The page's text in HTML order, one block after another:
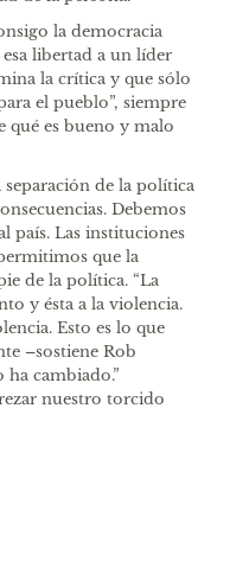
la democracia
libertad a un líder
la crítica y que sólo
el pueblo”, siempre
qué es bueno y malo
de la política
Debemos
país. Las instituciones
que la
de la política. “La
y ésta a la violencia.
Esto es lo que
–sostiene Rob
cambiado.”
nuestro torcido